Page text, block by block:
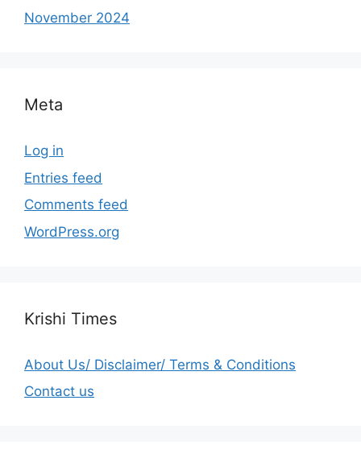
November 2024
Meta
Log in
Entries feed
Comments feed
WordPress.org
Krishi Times
About Us/ Disclaimer/ Terms & Conditions
Contact us